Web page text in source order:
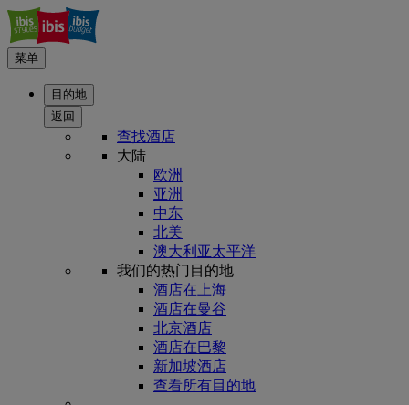
菜单
目的地
返回
查找酒店
大陆
欧洲
亚洲
中东
北美
澳大利亚太平洋
我们的热门目的地
酒店在上海
酒店在曼谷
北京酒店
酒店在巴黎
新加坡酒店
查看所有目的地